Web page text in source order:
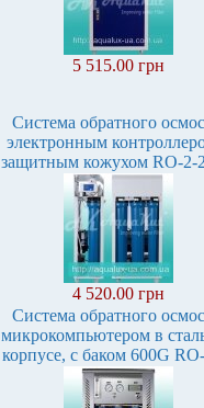
5 515.00 грн
Система обратного
электронным
защитным кожухом RO-2-
4 520.00 грн
Система обратного
микрокомпьютером в
корпусе, с баком 600G